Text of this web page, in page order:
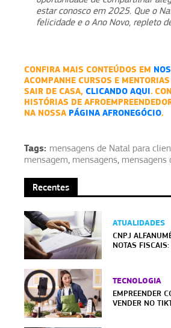
estar conosco em 2025. Que o
felicidade e o Ano Novo, repleto
CONFIRA MAIS CONTEÚDOS EM
ACOMPANHE CURSOS E
SAIR DE CASA, CLICANDO AQUI.
HISTÓRIAS DE
NA NOSSA PÁGINA AFRONEGÓCIO.
Tags: mensagens de Natal para
mensagem, mensagens, mensagens
Recentes
ATUALIDADES
CNPJ
NOTAS
TECNOLOGIA
EMPREENDER
VENDER NO